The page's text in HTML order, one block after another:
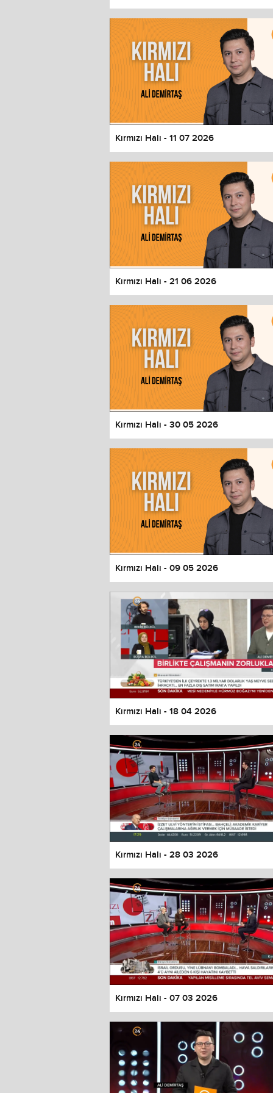
Window
Color
Transparency
Font Size
Text Edge Style
Font Family
Resetrestore all settings to the default
Close Modal Dialog
End of dialog window.
Kırmızı Halı - 11 07 2026
Kırmızı Halı - 21 06 2026
Kırmızı Halı - 30 05 2026
Kırmızı Halı - 09 05 2026
Kırmızı Halı - 18 04 2026
Kırmızı Halı - 28 03 2026
Kırmızı Halı - 07 03 2026